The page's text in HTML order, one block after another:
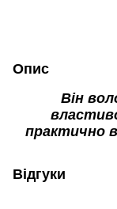
Опис
Він
практично
Відгуки